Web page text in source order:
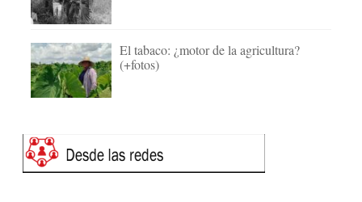
El tabaco: ¿motor de la agricultura?
(+fotos)